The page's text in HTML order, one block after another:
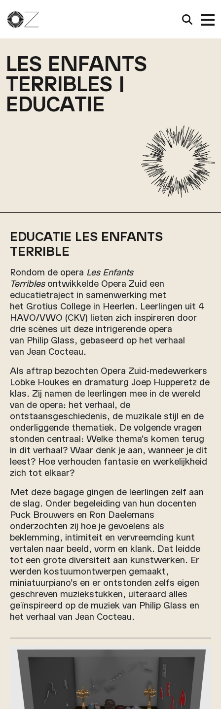
LES ENFANTS
TERRIBLES |
EDUCATIE
EDUCATIE LES ENFANTS
TERRIBLE
Rondom de opera Les Enfants
Terriblesontwikkelde Opera Zuid een
educatietraject in samenwerking met
het Grotius College in Heerlen. Leerlingen uit 4
HAVO/VWO (CKV) lieten zich inspireren door
drie scènes uit deze intrigerende opera
van Philip Glass, gebaseerd op het verhaal
van Jean Cocteau.
Als aftrap bezochten Opera Zuid-medewerkers
Lobke Houkes en dramaturg Joep Hupperetz de
klas. Zij namen de leerlingen mee in de wereld
van de opera: het verhaal, de
ontstaansgeschiedenis, de muzikale stijl en de
onderliggende thematiek. De volgende vragen
stonden centraal: Welke thema’s komen terug
in dit verhaal? Waar denk je aan, wanneer je dit
leest? Hoe verhouden fantasie en werkelijkheid
zich tot elkaar?
Met deze bagage gingen de leerlingen zelf aan
de slag. Onder begeleiding van hun docenten
Puck Brouwers en Ron Daelemans
onderzochten zij hoe je gevoelens als
beklemming, intimiteit en vervreemding kunt
vertalen naar beeld, vorm en klank. Dat leidde
tot een grote diversiteit aan kunstwerken. Er
werden kostuumontwerpen gemaakt,
miniatuurpiano’s en er ontstonden zelfs eigen
geschreven muziekstukken, uiteraard alles
geïnspireerd op de muziek van Philip Glass en
het verhaal van Jean Cocteau.